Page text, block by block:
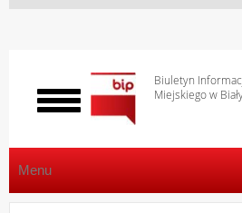
Biuletyn
Miejskiego w
Włącz
menu
Menu